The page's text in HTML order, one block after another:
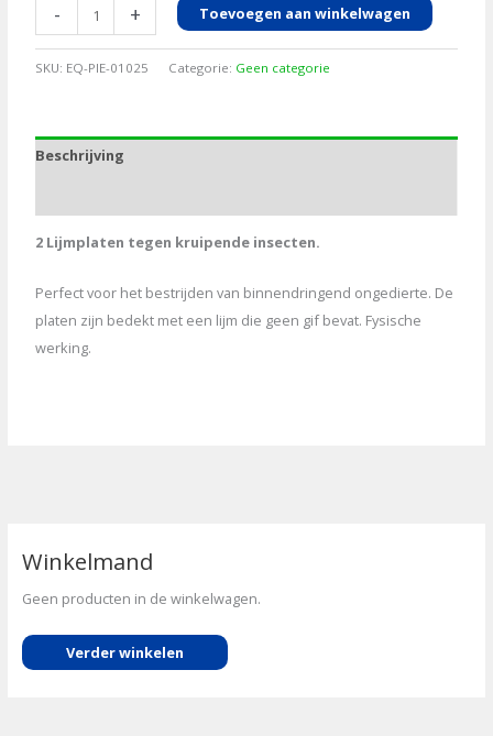
-
lijmval
+ Toevoegen aan winkelwagen
SKU: EQ-PIE-01025 Categorie: Geen categorie
Beschrijving
2 Lijmplaten tegen kruipende insecten.
Perfect voor het bestrijden van binnendringend ongedierte. De
platen zijn bedekt met een lijm die geen gif bevat. Fysische
werking.
Winkelmand
Geen producten in de winkelwagen.
Verder winkelen